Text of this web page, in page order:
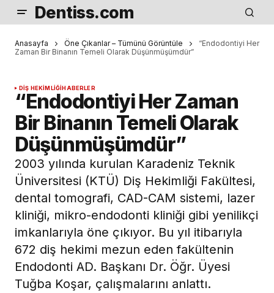
Dentiss.com
Anasayfa Öne Çıkanlar – Tümünü Görüntüle
“Endodontiyi Her
Zaman Bir Binanın Temeli Olarak Düşünmüşümdür”
DIŞ HEKIMLIĞIHABERLER
“Endodontiyi Her Zaman
Bir Binanın Temeli Olarak
Düşünmüşümdür”
2003 yılında kurulan Karadeniz Teknik
Üniversitesi (KTÜ) Diş Hekimliği Fakültesi,
dental tomografi, CAD-CAM sistemi, lazer
kliniği, mikro-endodonti kliniği gibi yenilikçi
imkanlarıyla öne çıkıyor. Bu yıl itibarıyla
672 diş hekimi mezun eden fakültenin
Endodonti AD. Başkanı Dr. Öğr. Üyesi
Tuğba Koşar, çalışmalarını anlattı.